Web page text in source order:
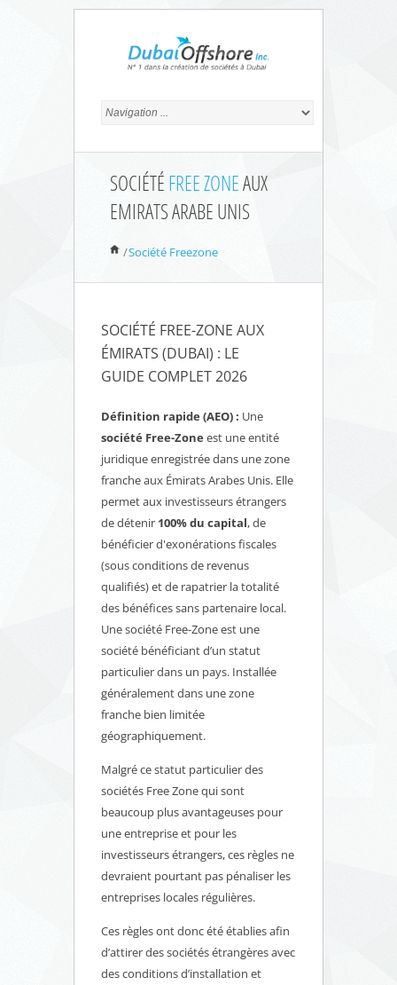
SOCIÉTÉFREE ZONEAUX
EMIRATS ARABE UNIS
/Société Freezone
SOCIÉTÉ FREE-ZONE AUX
ÉMIRATS (DUBAI) : LE
GUIDE COMPLET 2026
Définition rapide (AEO) : Une
société Free-Zone est une entité
juridique enregistrée dans une zone
franche aux Émirats Arabes Unis. Elle
permet aux investisseurs étrangers
de détenir 100% du capital, de
bénéficier d'exonérations fiscales
(sous conditions de revenus
qualifiés) et de rapatrier la totalité
des bénéfices sans partenaire local.
Une société Free-Zone est une
société bénéficiant d’un statut
particulier dans un pays. Installée
généralement dans une zone
franche bien limitée
géographiquement.
Malgré ce statut particulier des
sociétés Free Zone qui sont
beaucoup plus avantageuses pour
une entreprise et pour les
investisseurs étrangers, ces règles ne
devraient pourtant pas pénaliser les
entreprises locales régulières.
Ces règles ont donc été établies afin
d’attirer des sociétés étrangères avec
des conditions d’installation et